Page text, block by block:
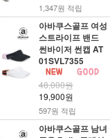
1,347원 적립
아바쿠스골프 여성
스트라이프 밴드
썬바이저 썬캡 AT
01SVL7355
48,000원
19,900원
597원 적립
아바쿠스골프 남녀